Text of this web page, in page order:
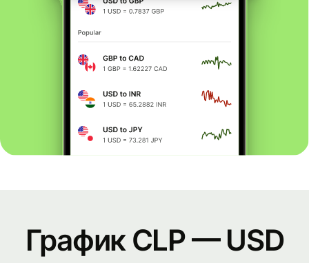
График CLP — USD